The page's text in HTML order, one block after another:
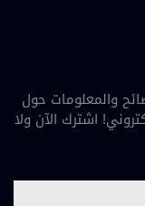
والمعلومات حول
اشترك الآن ولا